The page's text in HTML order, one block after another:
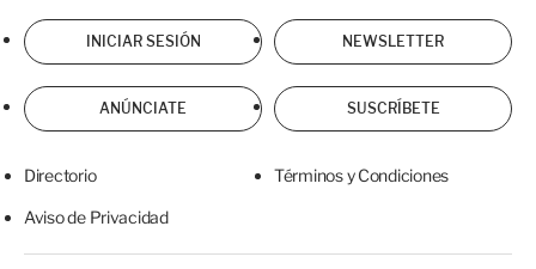
INICIAR SESIÓN NEWSLETTER
ANÚNCIATE SUSCRÍBETE
Directorio Términos y Condiciones
Aviso de Privacidad